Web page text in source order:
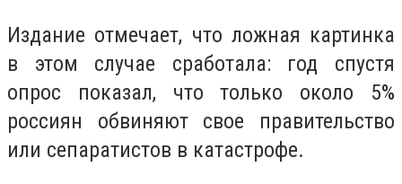
Издание отмечает, что ложная картинка
в этом случае сработала: год спустя
опрос показал, что только около 5%
россиян обвиняют свое правительство
или сепаратистов в катастрофе.